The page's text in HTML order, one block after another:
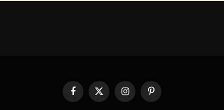
Facebook
X
InstagramPinterest